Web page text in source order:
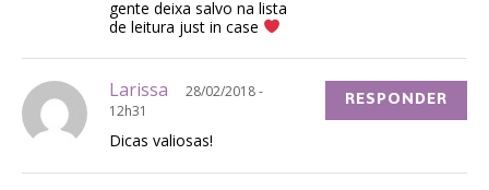
gente deixa salvo na lista
de leitura just in case
Larissa
28/02/2018 -
12h31
Dicas valiosas!
RESPONDER